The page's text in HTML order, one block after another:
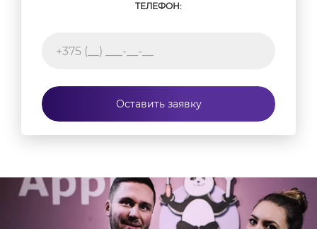
ТЕЛЕФОН:
Оставить заявку